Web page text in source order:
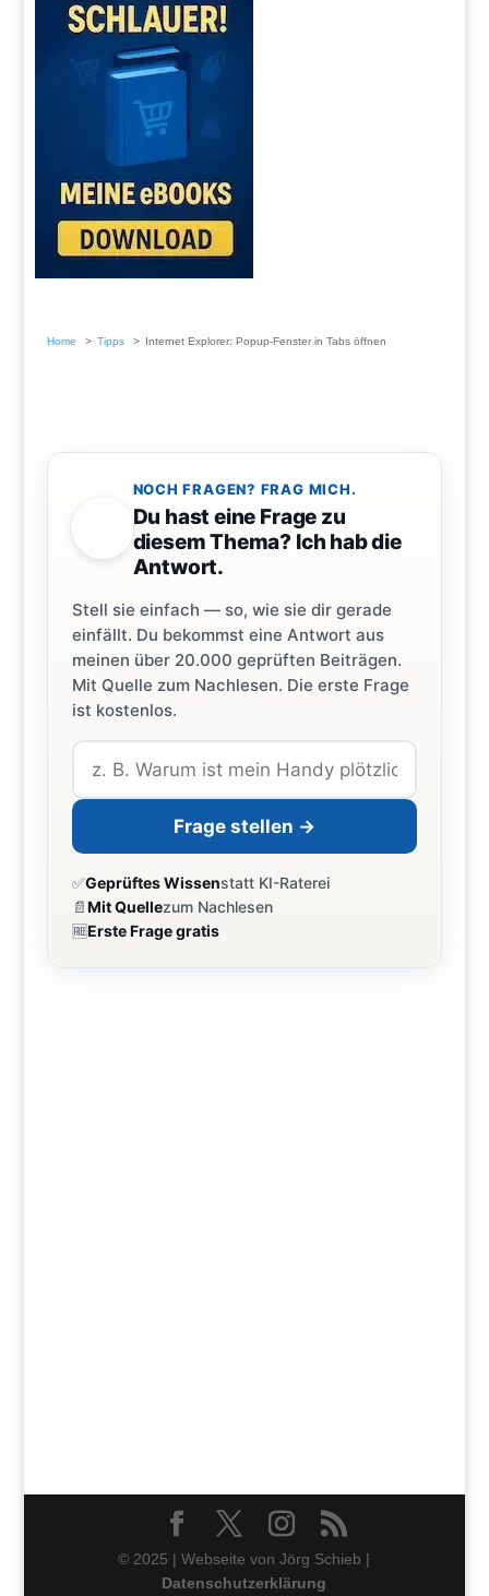
Home Tipps Internet Explorer: Popup-Fenster in Tabs öffnen
NOCH FRAGEN? FRAG MICH.
Du hast eine Frage zu
diesem Thema? Ich hab die
Antwort.
Stell sie einfach — so, wie sie dir gerade
einfällt. Du bekommst eine Antwort aus
meinen über 20.000 geprüften Beiträgen.
Mit Quelle zum Nachlesen. Die erste Frage
ist kostenlos.
Frage stellen →
✅Geprüftes Wissenstatt KI-Raterei
📄Mit Quellezum Nachlesen
🆓Erste Frage gratis
© 2025 | Webseite von Jörg Schieb |
Datenschutzerklärung